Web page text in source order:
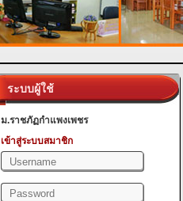
ระบบผู้ใช้
ม.ราชภัฏกำแพงเพชร
เข้าสู่ระบบสมาชิก